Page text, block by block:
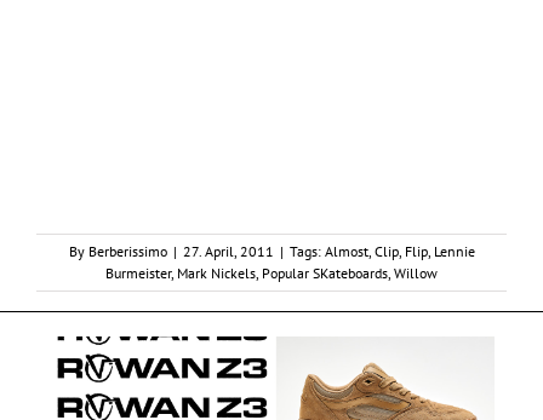
By Berberissimo | 27. April, 2011 | Tags: Almost, Clip, Flip, Lennie
Burmeister, Mark Nickels Popular SKateboards Willow